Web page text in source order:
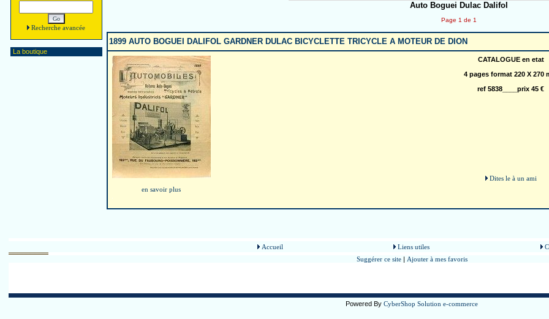
Recherche avancée
La boutique
Auto Boguei Dulac Dalifol
Page 1 de 1
1899 AUTO BOGUEI DALIFOL GARDNER DULAC BICYCLETTE TRICYCLE A MOTEUR DE DION
en savoir plus
CATALOGUE en etat
4 pages format 220 X 270
ref 5838____prix 45 €
Dites le à un ami
Accueil Liens utiles
Suggérer ce site | Ajouter à mes favoris
Powered By CyberShop Solution e-commerce